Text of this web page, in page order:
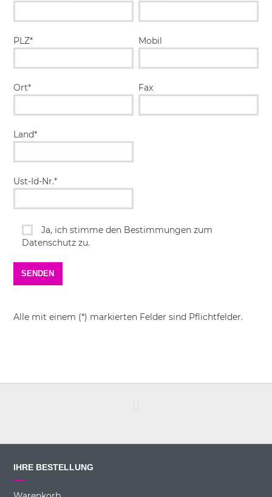
PLZ*
Ort*
Land*
Ust-Id-Nr.*
Mobil
Fax
Ja, ich stimme den Bestimmungen zum
Datenschutz zu.
Alle mit einem (*) markierten Felder sind Pflichtfelder.
IHRE BESTELLUNG